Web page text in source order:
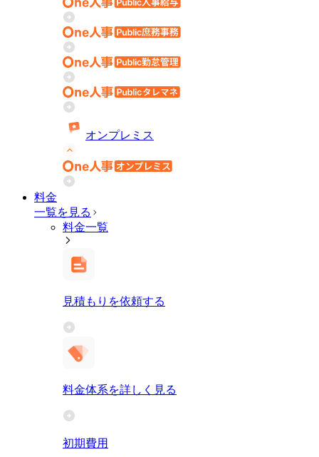
オンプレミス
料金
一覧を見る
料金一覧
見積もりを依頼する
料金体系を詳しく見る
初期費用